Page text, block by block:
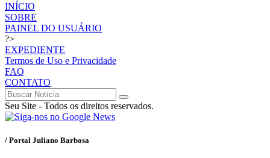
INÍCIO
SOBRE
PAINEL DO USUÁRIO
?>
EXPEDIENTE
Termos de Uso e Privacidade
FAQ
CONTATO
Seu Site - Todos os direitos reservados.
/ Portal Juliano Barbosa